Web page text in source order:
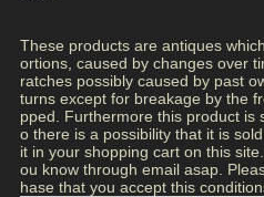
These products are antiques
ortions, caused by changes over
ratches possibly caused by past
turns except for breakage by the
pped. Furthermore this product is
o there is a possibility that it is
it in your shopping cart on this
ou know through email asap.
hase that you accept this